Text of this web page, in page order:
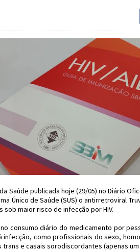
Saúde publicada hoje (29/05) no Diário
Único de Saúde (SUS) o antirretroviral
sob maior risco de infecção por HIV.
consumo diário do medicamento por
infecção, como profissionais do sexo,
trans e casais sorodiscordantes (apenas